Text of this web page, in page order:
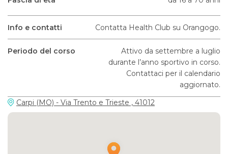
Info e contatti Contatta Health Club su Orangogo.
Periodo del corso
Attivo da settembre a luglio
durante l’anno sportivo in corso.
Contattaci per il calendario
aggiornato.
Carpi (MO) - Via Trento e Trieste , 41012